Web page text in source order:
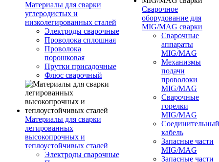
Материалы для сварки
углеродистых и
низколегированных сталей
Электроды сварочные
Проволока сплошная
Проволока
порошковая
Прутки присадочные
Флюс сварочный
Материалы для сварки
легированных
высокопрочных и
теплоустойчивых сталей
Электроды сварочные
Сварочное
оборудование для
MIG/MAG сварки
Сварочные
аппараты
MIG/MAG
Механизмы
подачи
проволоки
MIG/MAG
Сварочные
горелки
MIG/MAG
Соединительный
кабель
Запасные части
MIG/MAG
Запасные части